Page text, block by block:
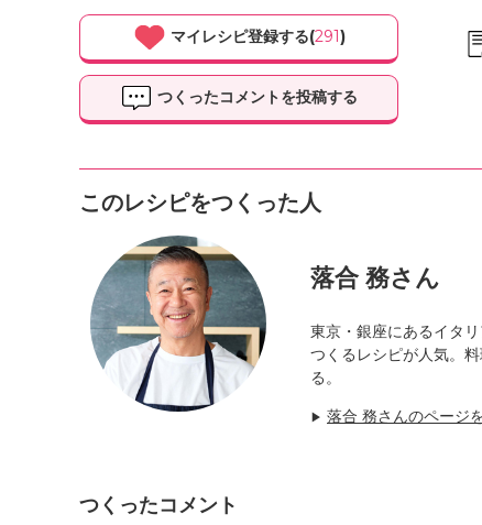
マイレシピ登録する(291)
つくったコメントを投稿する
このレシピをつくった人
落合 務さん
東京・銀座にあるイタ
つくるレシピが人気。
る。
▶ 落合 務さんのページ
つくったコメント